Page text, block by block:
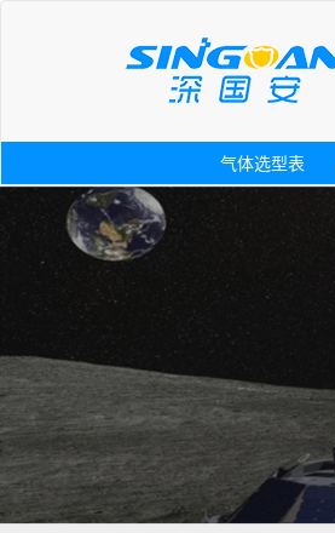
气体选型表